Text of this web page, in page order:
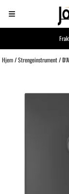
Hopp til innhold
Hjem/Strengeinstrument/